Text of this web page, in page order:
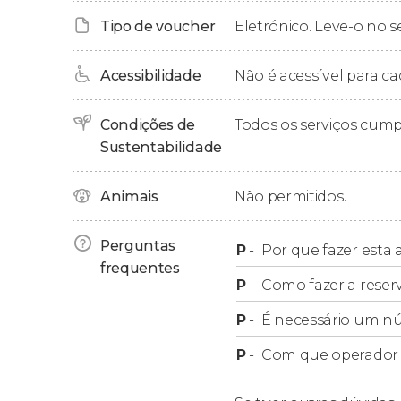
Fama dos Direitos Civis Internacionais
direitos civis, admiraremos váriosmurais de
de bombeiros mais antigo de Atlanta, que
integração racial.
Bridge.
Tipo de voucher Eletrónico. Leve-o no
Acessibilidade Não é acessível para
Condições de
Sustentabilidade
Todos os serviços
Animais Não permitidos.
Perguntas
frequentes
P- Por que fazer esta
P- Como fazer a
P- É necessário um
P- Com que